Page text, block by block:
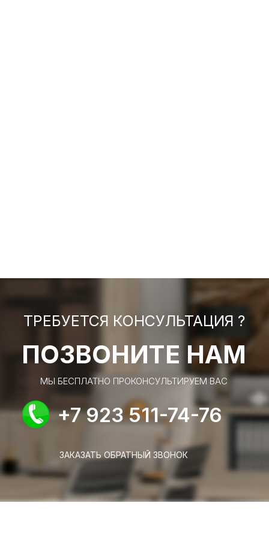
ТРЕБУЕТСЯ КОНСУЛЬТАЦИЯ ?
ПОЗВОНИТЕ НАМ
МЫ БЕСПЛАТНО ПРОКОНСУЛЬТИРУЕМ ВАС
+7 923 511-74-76
ЗАКАЗАТЬ ОБРАТНЫЙ ЗВОНОК